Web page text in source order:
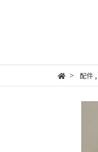
配件 ,